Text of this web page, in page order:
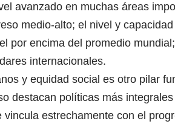
avanzado en muchas áreas
medio-alto; el nivel y
por encima del promedio
internacionales.
y equidad social es otro pilar
destacan políticas más
estrechamente con el